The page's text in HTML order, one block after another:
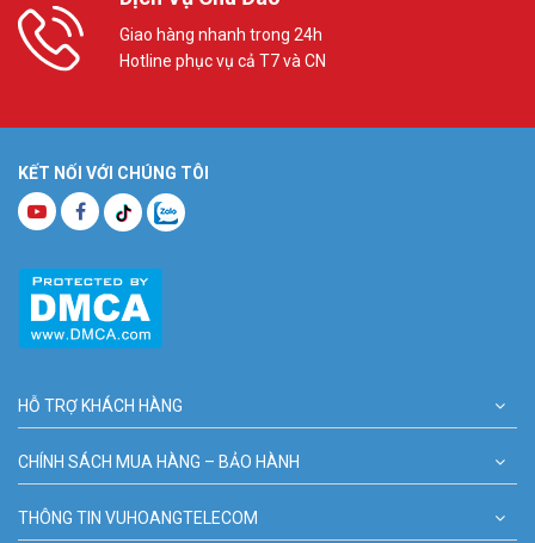
Giao hàng nhanh trong 24h
Hotline phục vụ cả T7 và CN
KẾT NỐI VỚI CHÚNG TÔI
HỖ TRỢ KHÁCH HÀNG
CHÍNH SÁCH MUA HÀNG – BẢO HÀNH
THÔNG TIN VUHOANGTELECOM